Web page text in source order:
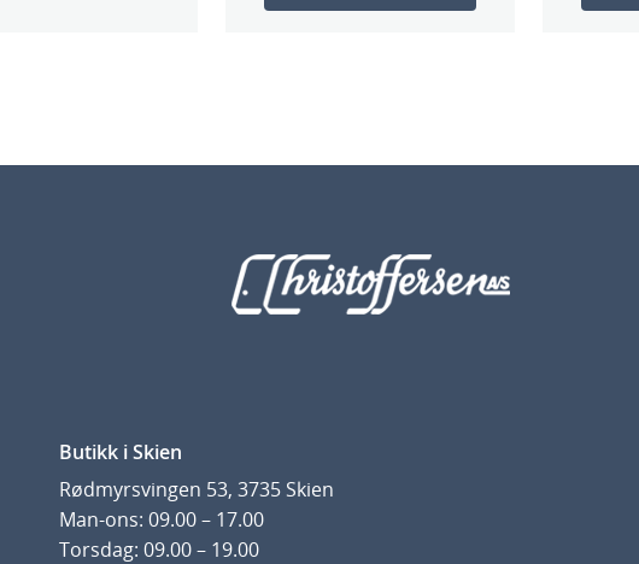
Butikk i Skien
Rødmyrsvingen 53, 3735 Skien
Man-ons: 09.00 – 17.00
Torsdag: 09.00 – 19.00